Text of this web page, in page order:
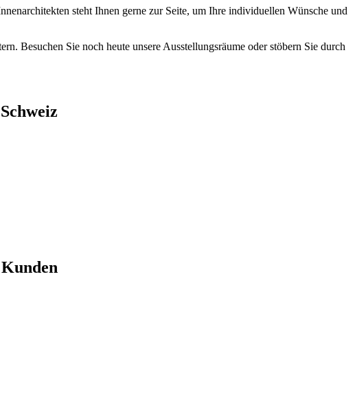
steht Ihnen gerne zur Seite, um Ihre individuellen Wünsche und
Besuchen Sie noch heute unsere Ausstellungsräume oder stöbern Sie durch